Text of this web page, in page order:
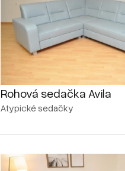
Rohová sedačka Avila
Atypické sedačky